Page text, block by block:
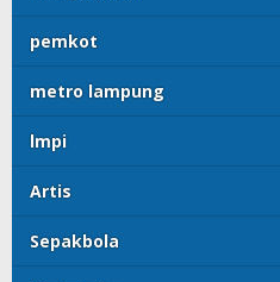
pemkot
metro lampung
lmpi
Artis
Sepakbola